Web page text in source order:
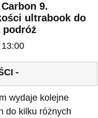
9.
ultrabook do
podróż
-
wydaje kolejne
do kilku różnych